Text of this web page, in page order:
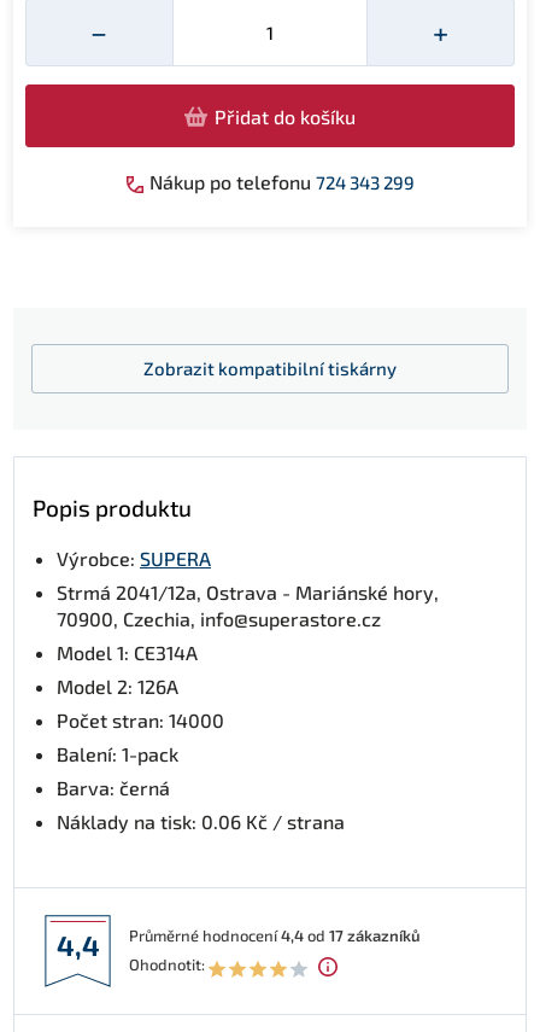
−
Množství
+
Přidat do košíku
Nákup po telefonu 724 343 299
Zobrazit kompatibilní tiskárny
Popis produktu
Výrobce: SUPERA
Strmá 2041/12a, Ostrava - Mariánské hory,
70900, Czechia, info@superastore.cz
Model 1: CE314A
Model 2: 126A
Počet stran: 14000
Balení: 1-pack
Barva: černá
Náklady na tisk: 0.06 Kč / strana
4,4 Průměrné hodnocení4,4od 17zákazníků
Ohodnotit: